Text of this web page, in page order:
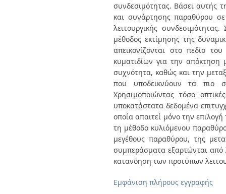
συνδεσιμότητας. Βάσει αυτής
και συνάρτησης παραθύρου
λειτουργικής
μέθοδος εκτίμησης της
απεικονίζονται στο πεδίο
κυματιδίων για την
συχνότητα, καθώς και την
που υποδεικνύουν τα πιο
Χρησιμοποιώντας τόσο
υποκατάστατα δεδομένα
οποία απαιτεί μόνο την
τη μέθοδο κυλιόμενου
μεγέθους παραθύρου, της
συμπεράσματα εξαρτώνται από
κατανόηση των προτύπων
Εμφάνιση πλήρους εγγραφής